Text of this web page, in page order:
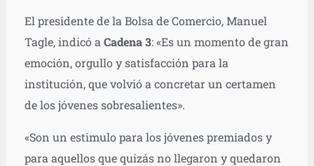
El presidente de la Bolsa de Comercio, Manuel
Tagle, indicó a Cadena 3: «Es un momento de gran
emoción, orgullo y satisfacción para la
institución, que volvió a concretar un certamen
de los jóvenes sobresalientes».
«Son un estimulo para los jóvenes premiados y
para aquellos que quizás no llegaron y quedaron